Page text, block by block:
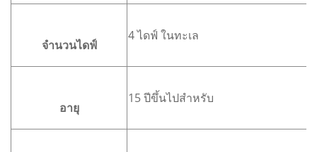
จำนวนไดฟ์
4 ไดฟ์ ในทะเล
อายุ
15 ปีขึ้นไปสำหรับ